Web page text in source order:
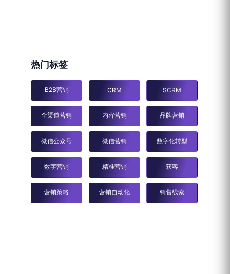
热门标签
B2B营销 CRM SCRM
全渠道营销 内容营销 品牌营销
微信公众号 微信营销 数字化转型
数字营销 精准营销 获客
营销策略 营销自动化 销售线索